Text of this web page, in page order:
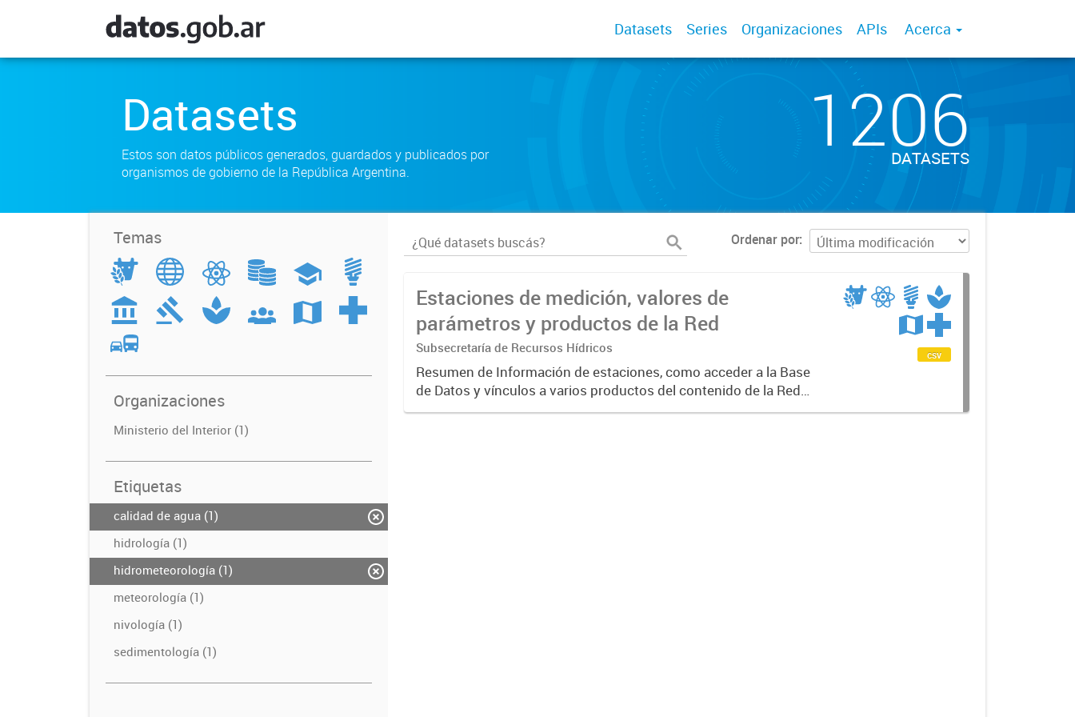
Datasets Series Organizaciones APIs Acerca
Datasets
Estos son datos públicos generados, guardados y publicados por
organismos de gobierno de la República Argentina.
1206
DATASETS
Temas
Organizaciones
Ministerio del Interior (1)
Etiquetas
calidad de agua (1)
hidrología (1)
hidrometeorología (1)
meteorología (1)
nivología (1)
sedimentología (1)
Ordenar por
Estaciones de medición, valores de
parámetros y productos de la Red
Subsecretaría de Recursos Hídricos
Resumen de Información de estaciones, como acceder a la Base
de Datos y vínculos a varios productos del contenido de la Red
Nacional de Información Hídrica
csv